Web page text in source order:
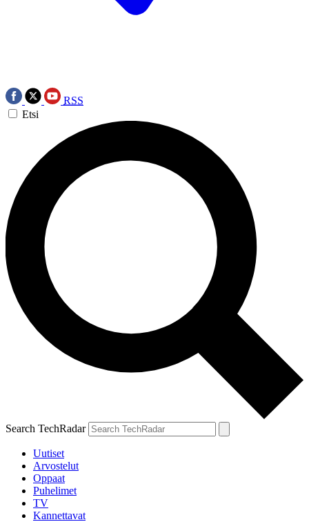
RSS
Etsi
Search TechRadar
Uutiset
Arvostelut
Oppaat
Puhelimet
TV
Kannettavat